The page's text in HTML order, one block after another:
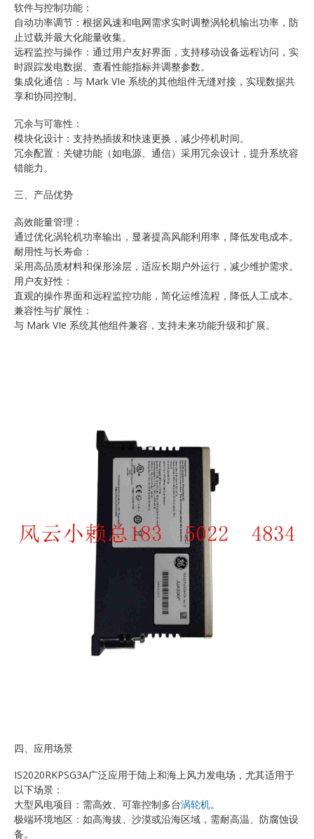
软件与控制功能：
自动功率调节：根据风速和电网需求实时调整涡轮机输出功率，防
止过载并最大化能量收集。
远程监控与操作：通过用户友好界面，支持移动设备远程访问，实
时跟踪发电数据、查看性能指标并调整参数。
集成化通信：与 Mark VIe 系统的其他组件无缝对接，实现数据共
享和协同控制。
冗余与可靠性：
模块化设计：支持热插拔和快速更换，减少停机时间。
冗余配置：关键功能（如电源、通信）采用冗余设计，提升系统容
错能力。
三、产品优势
高效能量管理：
通过优化涡轮机功率输出，显著提高风能利用率，降低发电成本。
耐用性与长寿命：
采用高品质材料和保形涂层，适应长期户外运行，减少维护需求。
用户友好性：
直观的操作界面和远程监控功能，简化运维流程，降低人工成本。
兼容性与扩展性：
与 Mark VIe 系统其他组件兼容，支持未来功能升级和扩展。
四、应用场景
IS2020RKPSG3A广泛应用于陆上和海上风力发电场，尤其适用于
以下场景：
大型风电项目：需高效、可靠控制多台涡轮机。
极端环境地区：如高海拔、沙漠或沿海区域，需耐高温、防腐蚀设
备。